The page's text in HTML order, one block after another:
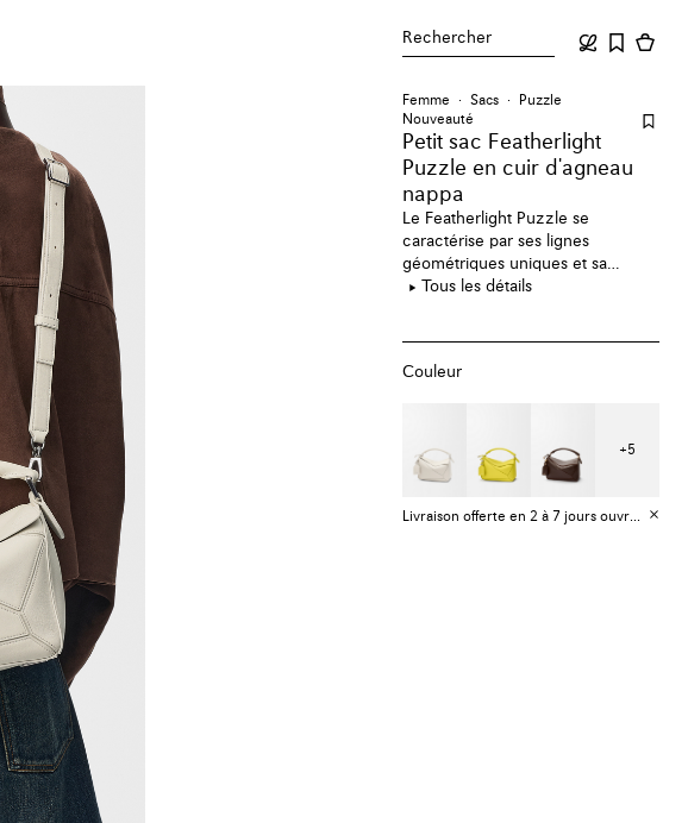
Rechercher
Femme Sacs
Puzzle
Nouveauté
Petit sac Featherlight
Puzzle en cuir d'agneau
nappa
Le Featherlight Puzzle se
caractérise par ses lignes
géométriques uniques et sa
silhouette cubique. Réalisé en cuir
Tous les détails
Couleur
+5
Livraison offerte en 2 à 7 jours ouvrables